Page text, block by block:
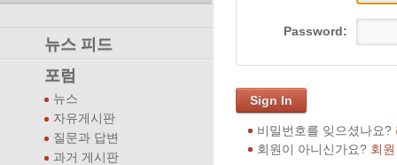
뉴스 피드
포럼
뉴스
자유게시판
질문과 답변
과거 게시판
Password:
Sign In
비밀번호를 잊으셨나요?
회원이 아니신가요? 회